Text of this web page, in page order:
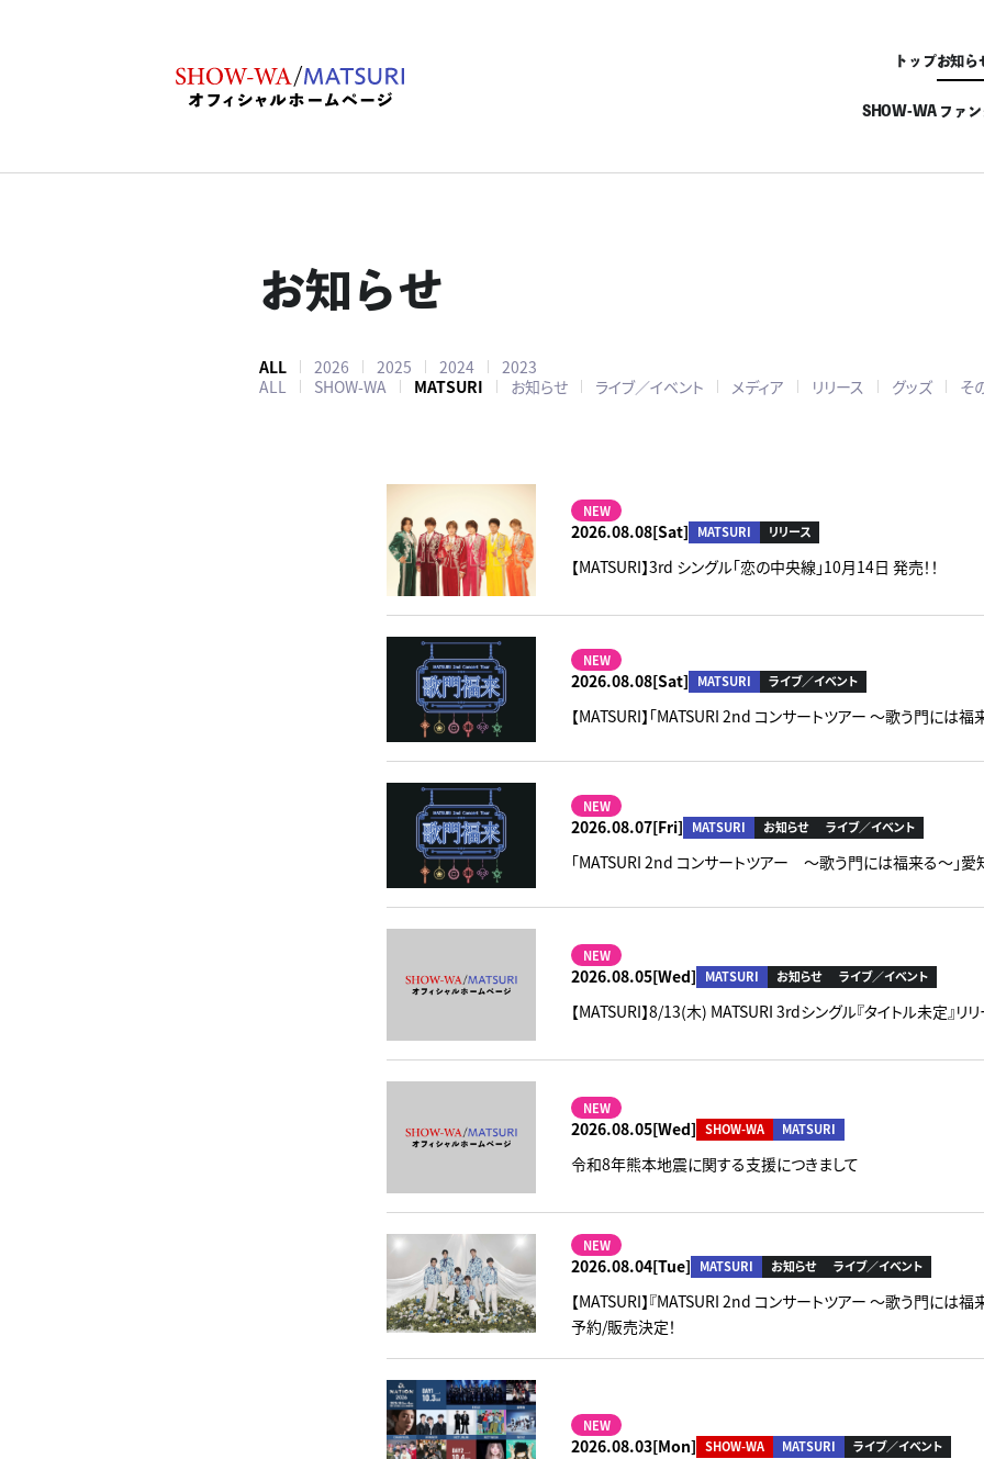
トップお知ら
SHOW-WA ファン
お知らせ
ALL 2026 2025 2024
2023
ALL
SHOW-WA MATSURI お知らせ ライブ／イベント メディア リリース グッズ そ
NEW
2026.08.08[Sat] MATSURI リリース
【MATSURI】3rd シングル「恋の中央線」10月14日 発売！！
NEW
2026.08.08[Sat] MATSURI ライブ／イベント
【MATSURI】「MATSURI 2nd コンサートツアー ～歌う門には
NEW
2026.08.07[Fri] MATSURI お知らせ ライブ／イベント
「MATSURI 2nd コンサートツアー ～歌う門には福来る～」
NEW
2026.08.05[Wed] MATSURI お知らせ ライブ／イベント
【MATSURI】8/13(木) MATSURI 3rdシングル『タイトル未定』
NEW
2026.08.05[Wed] SHOW-WA MATSURI
令和8年熊本地震に関する支援につきまして
NEW
2026.08.04[Tue] MATSURI お知らせ ライブ／イベント
【MATSURI】『MATSURI 2nd コンサートツアー ～歌う門に
予約/販売決定！
NEW
2026.08.03[Mon] SHOW-WA MATSURI ライブ／イベント